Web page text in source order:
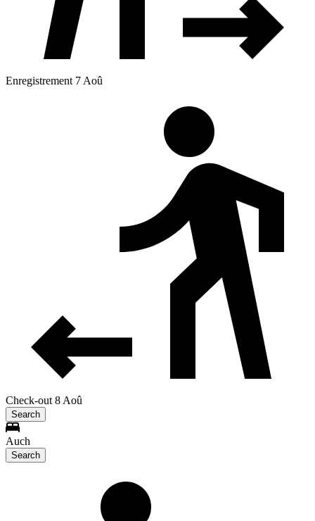
Enregistrement 7 Aoû
Check-out 8 Aoû
Search
Auch
Search